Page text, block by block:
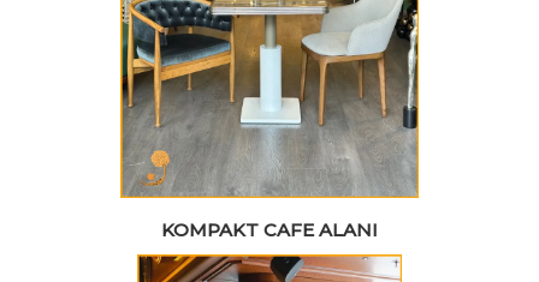
KOMPAKT CAFE ALANI